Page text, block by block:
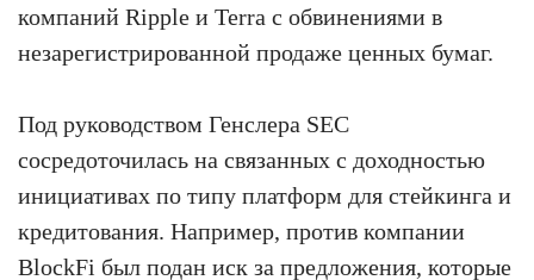
компаний Ripple и Terra с обвинениями в
незарегистрированной продаже ценных бумаг.
Под руководством Генслера SEC
сосредоточилась на связанных с доходностью
инициативах по типу платформ для стейкинга и
кредитования. Например, против компании
BlockFi был подан иск за предложения, которые